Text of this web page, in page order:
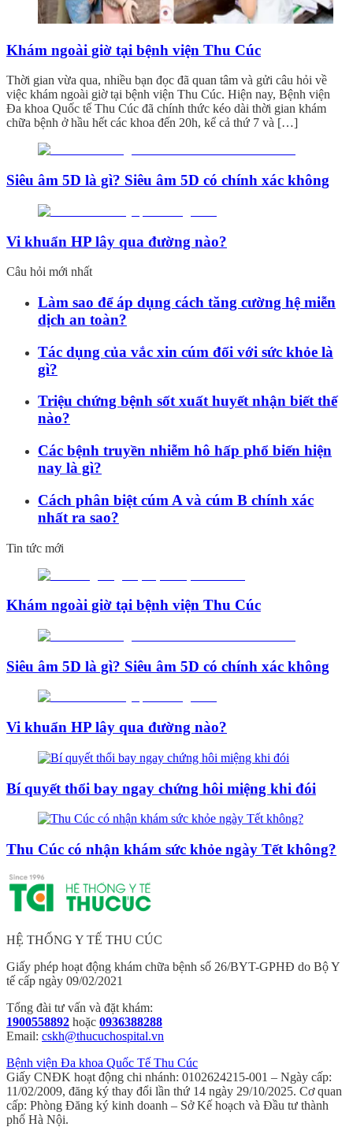
Khám ngoài giờ tại bệnh viện Thu Cúc
Thời gian vừa qua, nhiều bạn đọc đã quan tâm và gửi câu hỏi về
việc khám ngoài giờ tại bệnh viện Thu Cúc. Hiện nay, Bệnh viện
Đa khoa Quốc tế Thu Cúc đã chính thức kéo dài thời gian khám
chữa bệnh ở hầu hết các khoa đến 20h, kể cả thứ 7 và […]
Siêu âm 5D là gì? Siêu âm 5D có chính xác không
Vi khuẩn HP lây qua đường nào?
Câu hỏi mới nhất
Làm sao để áp dụng cách tăng cường hệ miễn
dịch an toàn?
Tác dụng của vắc xin cúm đối với sức khỏe là
gì?
Triệu chứng bệnh sốt xuất huyết nhận biết thế
nào?
Các bệnh truyền nhiễm hô hấp phổ biến hiện
nay là gì?
Cách phân biệt cúm A và cúm B chính xác
nhất ra sao?
Tin tức mới
Khám ngoài giờ tại bệnh viện Thu Cúc
Siêu âm 5D là gì? Siêu âm 5D có chính xác không
Vi khuẩn HP lây qua đường nào?
Bí quyết thổi bay ngay chứng hôi miệng khi đói
Thu Cúc có nhận khám sức khỏe ngày Tết không?
HỆ THỐNG Y TẾ THU CÚC
Giấy phép hoạt động khám chữa bệnh số 26/BYT-GPHĐ do Bộ Y
tế cấp ngày 09/02/2021
Tổng đài tư vấn và đặt khám:
1900558892 hoặc 0936388288
Email: cskh@thucuchospital.vn
Bệnh viện Đa khoa Quốc Tế Thu Cúc
Giấy CNĐK hoạt động chi nhánh: 0102624215-001 – Ngày cấp:
11/02/2009, đăng ký thay đổi lần thứ 14 ngày 29/10/2025. Cơ quan
cấp: Phòng Đăng ký kinh doanh – Sở Kế hoạch và Đầu tư thành
phố Hà Nội.